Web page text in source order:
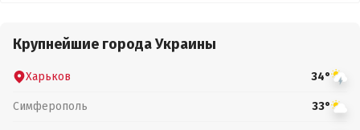
Крупнейшие города Украины
Харьков 34°
Симферополь 33°